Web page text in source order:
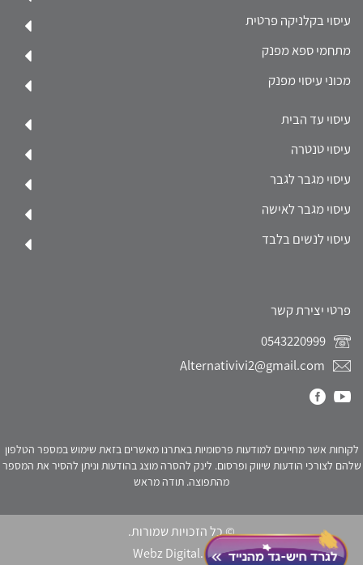
עיסוי בקלניקה פרטית
מתחמי ספא מפנק
מכוני עיסוי מפנק
עיסוי עד הבית
עיסוי טנטרה
עיסוי מגבר לגבר
עיסוי מגבר לאישה
עיסוי לנשים בלבד
פרטי יצירת קשר
Alternativivi2@gmail.com
לקוחות אשר מחייגים למודעות פרסומיות באתרנו מאשרים בזאת שימוש במספר הטלפון
שלהם לצורכי הודעות שיווק ופרסום. לינק להסרה מוצג בהודעות וניתן להסיר את המספר
מהתפוצה. תודה מראש
© כל הזכויות שמורות.
Webz Digital.click